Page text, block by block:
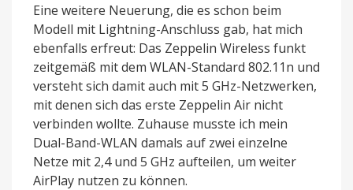
Eine weitere Neuerung, die es schon beim
Modell mit Lightning-Anschluss gab, hat mich
ebenfalls erfreut: Das Zeppelin Wireless funkt
zeitgemäß mit dem WLAN-Standard 802.11n und
versteht sich damit auch mit 5 GHz-Netzwerken,
mit denen sich das erste Zeppelin Air nicht
verbinden wollte. Zuhause musste ich mein
Dual-Band-WLAN damals auf zwei einzelne
Netze mit 2,4 und 5 GHz aufteilen, um weiter
AirPlay nutzen zu können.